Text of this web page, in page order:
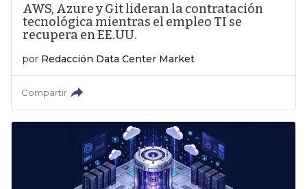
AWS, Azure y Git lideran la contratación
tecnológica mientras el empleo TI se
recupera en EE.UU.
por Redacción Data Center Market
Compartir